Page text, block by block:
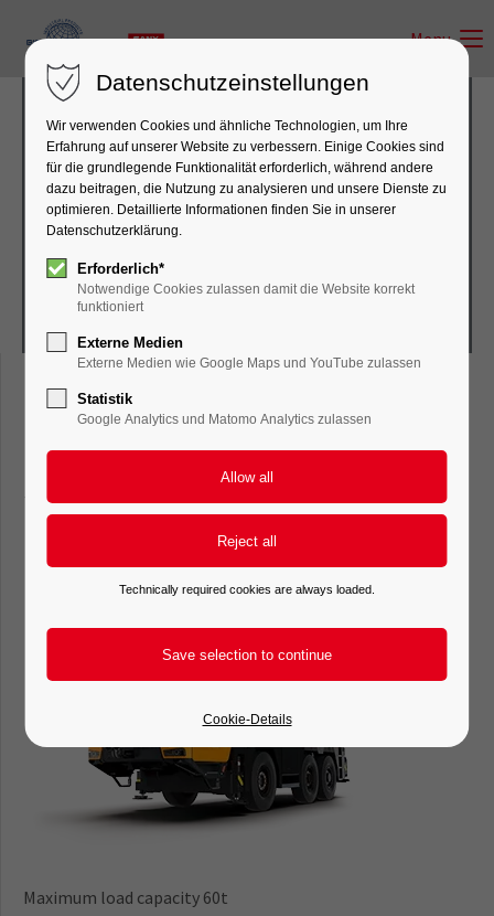
Menu
Mobile Crane
Mobile Crane
SAC600E
Maximum load capacity 60t
Datenschutzeinstellungen
Wir verwenden Cookies und ähnliche Technologien, um Ihre
Erfahrung auf unserer Website zu verbessern. Einige Cookies sind
für die grundlegende Funktionalität erforderlich, während andere
dazu beitragen, die Nutzung zu analysieren und unsere Dienste zu
optimieren. Detaillierte Informationen finden Sie in unserer
Datenschutzerklärung.
Erforderlich*
Notwendige Cookies zulassen damit die Website korrekt
funktioniert
Externe Medien
Externe Medien wie Google Maps und YouTube zulassen
Statistik
Google Analytics und Matomo Analytics zulassen
Technically required cookies are always loaded.
Cookie-Details